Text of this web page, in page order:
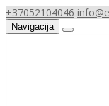
+37052104046
Navigacija